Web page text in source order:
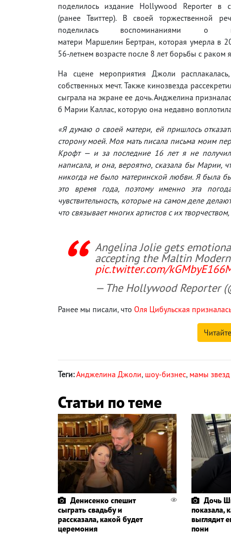
поделилось издание Hollywood Reporter в
(ранее Твиттер). В своей торжественной
поделилась воспоминаниями о
матери Маршелин Бертран, которая умерла в
56-летнем возрасте после 8 лет борьбы с
На сцене мероприятия Джоли
собственных мечт. Также кинозвезда
сыграла на экране ее дочь. Анджелина
б Марии Каллас, которую она недавно
«Я думаю о своей матери, ей пришлось
сторону моей. Моя мать писала письма моим
Крофт — и за последние 16 лет я не
написала, и она, вероятно, сказала бы Марии,
никогда не было материнской любви. Я была
это время года, поэтому именно эта
чувствительность, которые на самом деле
что связывает многих артистов с их
Angelina Jolie gets
accepting the Maltin
pic.twitter.com/
— The Hollywood Reporter
Ранее мы писали, что Оля Цибульская
Теги:Анджелина Джоли, шоу-бизнес, мамы звезд
Статьи по теме
Денисенко спешит
сыграть свадьбу и
рассказала, какой будет
церемония
Дочь
показала,
выглядит
пони